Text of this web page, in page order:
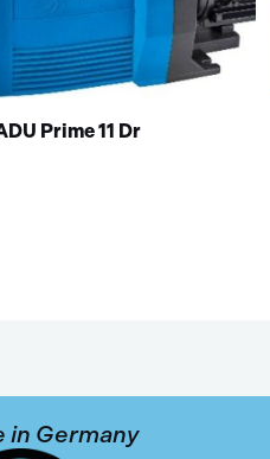
Prime 11 Dr
in Germany